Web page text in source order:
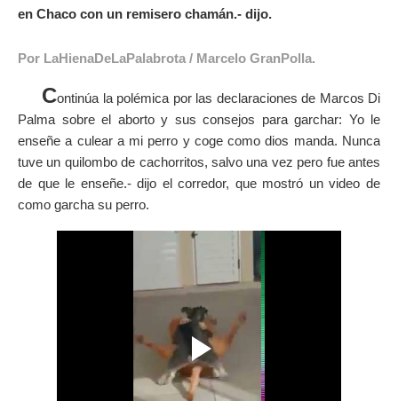
en Chaco con un remisero chamán.- dijo.
Por LaHienaDeLaPalabrota / Marcelo GranPolla.
Continúa la polémica por las declaraciones de Marcos Di
Palma sobre el aborto y sus consejos para garchar: Yo le
enseñe a culear a mi perro y coge como dios manda. Nunca
tuve un quilombo de cachorritos, salvo una vez pero fue antes
de que le enseñe.- dijo el corredor, que mostró un video de
como garcha su perro.